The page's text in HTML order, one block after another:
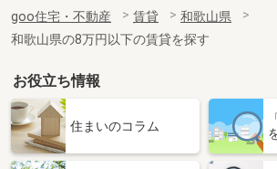
専有面積
23.6m²
間取り
1K
和歌山県和歌山市楠見中
価 格
4.50万円
和歌山県和歌山市楠
専有面積 22.35m²
goo住宅・不動産 賃貸
和歌山県
和歌山県の8万円以下の賃貸を探す
お役立ち情報
住まいのコラム